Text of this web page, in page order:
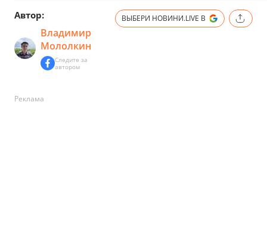
Автор:
Владимир
Мололкин
Следите за
автором
ВЫБЕРИ НОВИНИ.LIVE В
Реклама